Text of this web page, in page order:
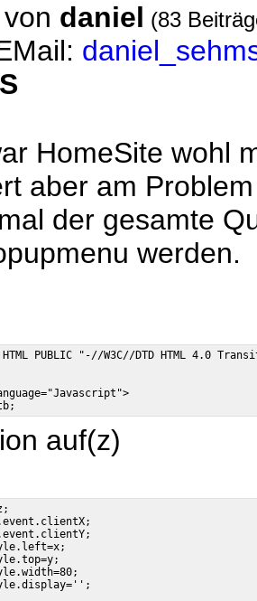
daniel (83
HomeSite wohl
aber am
der gesamte
werden.
HTML PUBLIC "-//W3C//DTD HTML 4.0
auf(z)